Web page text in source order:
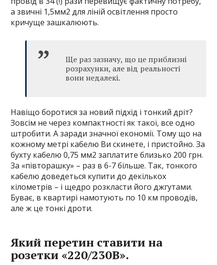
а звичні 1,5мм2 для ліній освітлення просто
кричуще зашкалюють.
Ще раз зазначу, що це приблизні
розрахунки, але від реальності
вони недалекі.
Навіщо боротися за новий підхід і тонкий дріт?
Зовсім не через компактності як такої, все одно
штробити. А заради значної економії. Тому що на
кожному метрі кабелю Ви скинете, і пристойно. За
бухту кабелю 0,75 мм2 заплатите близько 200 грн.
За «півторашку» – раз в 6-7 більше. Так, тонкого
кабелю доведеться купити до декількох
кілометрів – і щедро розкласти його джгутами.
Буває, в квартирі намотують по 10 км проводів,
але ж це тонкі дроти.
Який перетин ставити на
розетки «220/230В».